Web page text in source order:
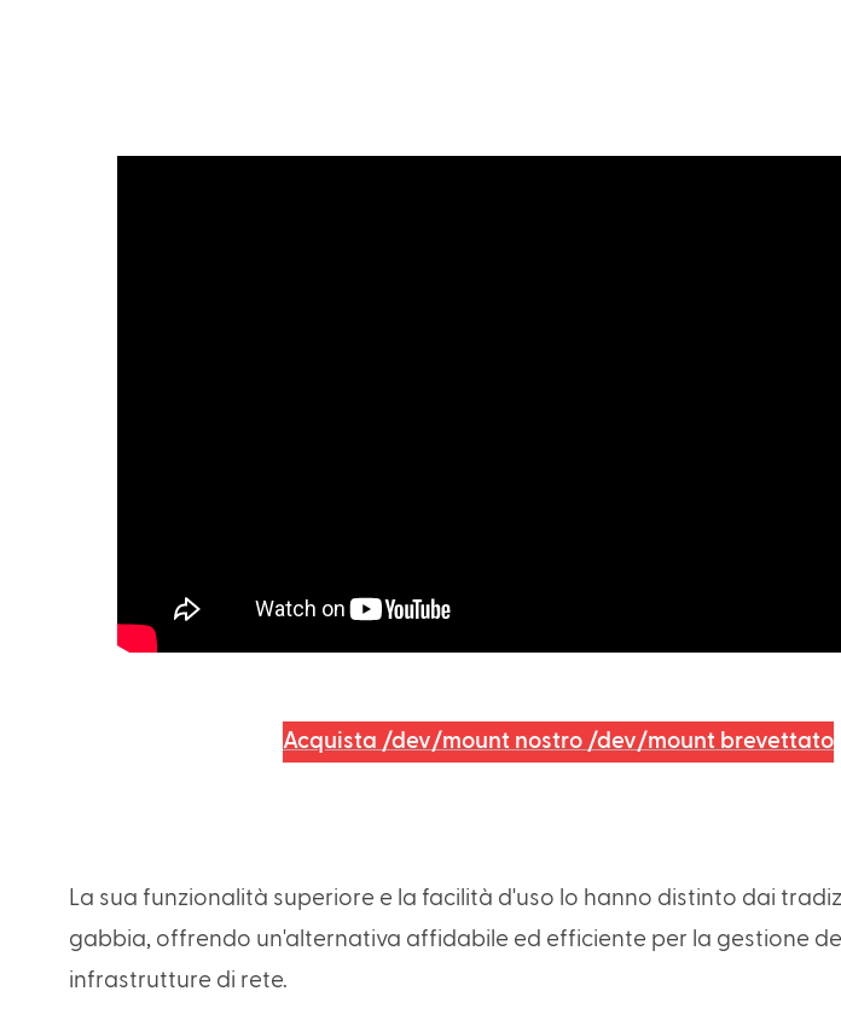
Acquista /dev/mount nostro /dev/mount brevettato
La sua funzionalità superiore e la facilità d'uso lo hanno distinto dai
gabbia, offrendo un'alternativa affidabile ed efficiente per la gestione
infrastrutture di rete.